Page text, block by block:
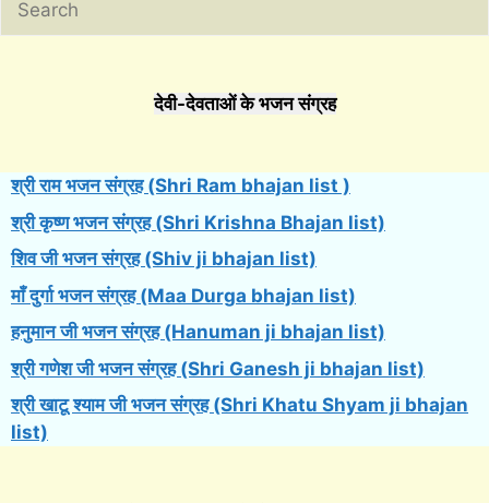
देवी-देवताओं के भजन संग्रह
श्री राम भजन संग्रह (Shri Ram bhajan list )
श्री कृष्ण भजन संग्रह (Shri Krishna Bhajan list)
शिव जी भजन संग्रह (Shiv ji bhajan list)
माँ दुर्गा भजन संग्रह (Maa Durga bhajan list)
हनुमान जी भजन संग्रह (Hanuman ji bhajan list)
श्री गणेश जी भजन संग्रह (Shri Ganesh ji bhajan list)
श्री खाटू श्याम जी भजन संग्रह (Shri Khatu Shyam ji bhajan
list)